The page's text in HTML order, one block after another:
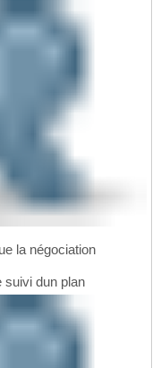
la négociation
dun plan